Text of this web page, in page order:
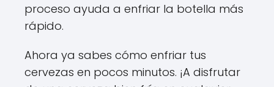
proceso ayuda a enfriar la botella más
rápido.
Ahora ya sabes cómo enfriar tus
cervezas en pocos minutos. ¡A disfrutar